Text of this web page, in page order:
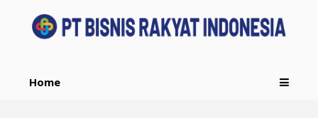
Home